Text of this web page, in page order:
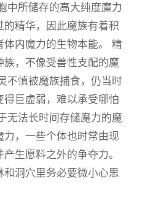
中所储存的高大纯度魔力
精华，因此魔族有着积
内魔力的生物本能。 精
，不像受兽性支配的魔
不慎被魔族捕食，仍当时
巨虚弱，难以承受哪怕
无法长时间存储魔力的魔
，一些个体也时常由现
生愿料之外的争夺力。
洞穴里务必要微小心思